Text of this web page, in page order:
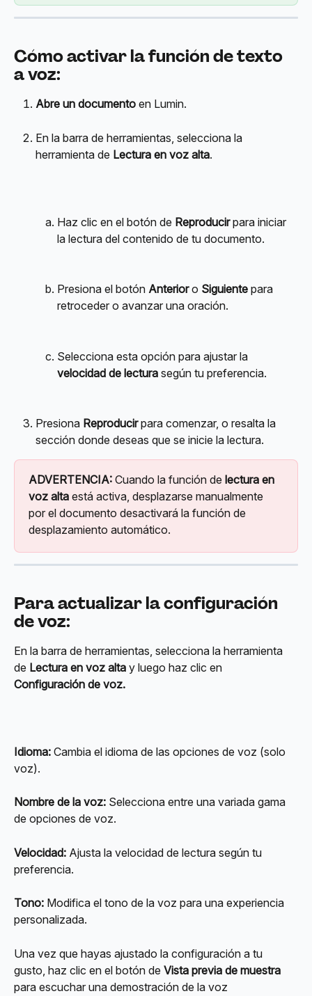
Cómo activar la función de texto
a voz:
Abre un documento en Lumin.
En la barra de herramientas, selecciona la
herramienta de Lectura en voz alta.
Haz clic en el botón de Reproducir para iniciar
la lectura del contenido de tu documento.
Presiona el botón Anterior o Siguiente para
retroceder o avanzar una oración.
Selecciona esta opción para ajustar la
velocidad de lectura según tu preferencia.
Presiona Reproducir para comenzar, o resalta la
sección donde deseas que se inicie la lectura.
ADVERTENCIA: Cuando la función de lectura en
voz alta está activa, desplazarse manualmente
por el documento desactivará la función de
desplazamiento automático.
Para actualizar la configuración
de voz:
En la barra de herramientas, selecciona la herramienta
de Lectura en voz alta y luego haz clic en
Configuración de voz.
Idioma: Cambia el idioma de las opciones de voz (solo
voz).
Nombre de la voz: Selecciona entre una variada gama
de opciones de voz.
Velocidad: Ajusta la velocidad de lectura según tu
preferencia.
Tono: Modifica el tono de la voz para una experiencia
personalizada.
Una vez que hayas ajustado la configuración a tu
gusto, haz clic en el botón de Vista previa de muestra
para escuchar una demostración de la voz